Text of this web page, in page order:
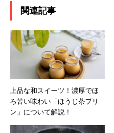
関連記事
上品な和スイーツ！濃厚でほ
ろ苦い味わい「ほうじ茶プリ
ン」について解説！